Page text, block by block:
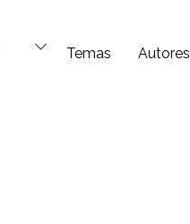
Temas Autores